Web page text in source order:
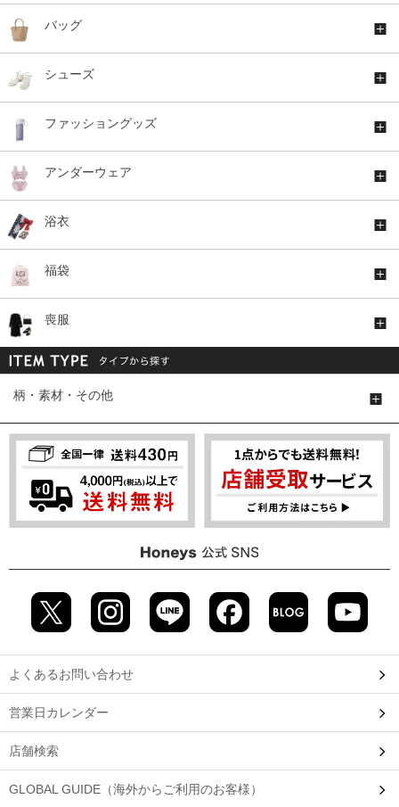
バッグ
シューズ
ファッショングッズ
アンダーウェア
浴衣
福袋
喪服
柄・素材・その他
よくあるお問い合わせ
営業日カレンダー
店舗検索
GLOBAL GUIDE（海外からご利用のお客様）